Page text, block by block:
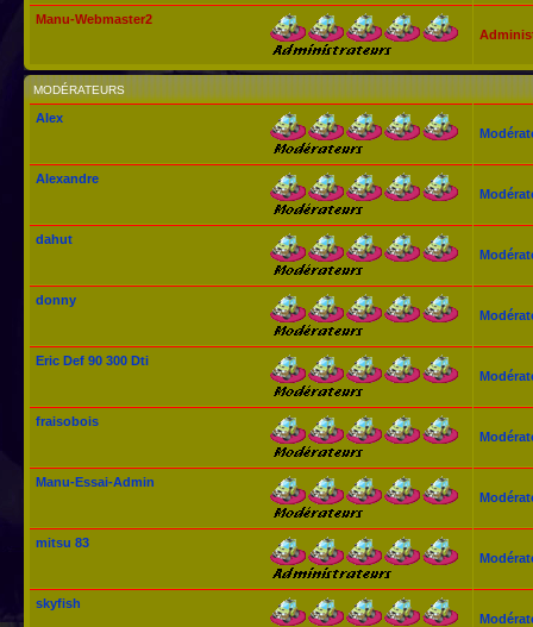
Manu-Webmaster2
MODÉRATEURS
Alex
Alexandre
dahut
donny
Eric Def 90 300 Dti
fraisobois
Manu-Essai-Admin
mitsu 83
skyfish